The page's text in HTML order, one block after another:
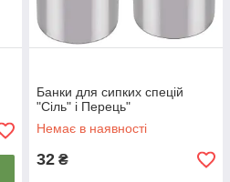
Банки для сипких спецій
"Сіль" і Перець"
Немає в наявності
32 ₴